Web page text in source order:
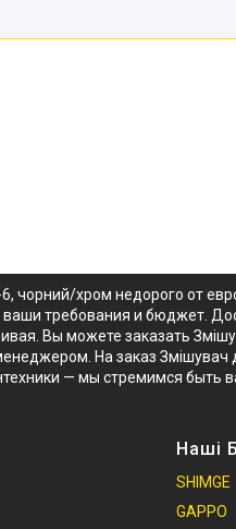
6, чорний/хром недорого от
требования и бюджет.
Вы можете заказать
На заказ Змішувач
— мы стремимся быть
Наші
SHIMGE
GAPPO